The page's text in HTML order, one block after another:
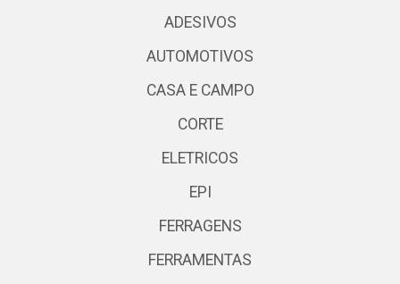
ADESIVOS
AUTOMOTIVOS
CASA E CAMPO
CORTE
ELETRICOS
EPI
FERRAGENS
FERRAMENTAS